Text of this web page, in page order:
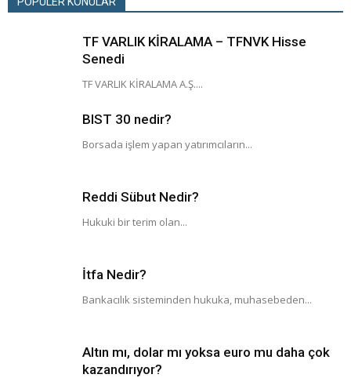
TF VARLIK KİRALAMA – TFNVK Hisse
Senedi
TF VARLIK KİRALAMA A.Ş....
BIST 30 nedir?
Borsada işlem yapan yatırımcıların...
Reddi Sübut Nedir?
Hukuki bir terim olan...
İtfa Nedir?
Bankacılık sisteminden hukuka, muhasebeden...
Altın mı, dolar mı yoksa euro mu daha çok
kazandırıyor?